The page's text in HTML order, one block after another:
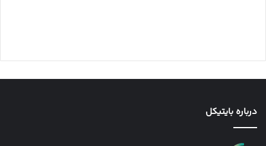
درباره بایتیکل